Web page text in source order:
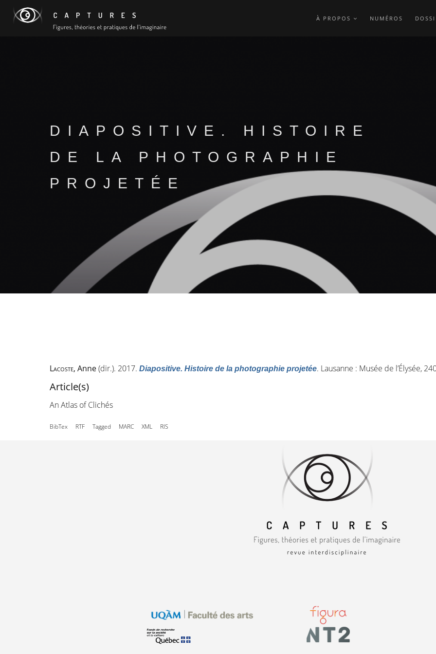
À PROPOS NUMÉROS
DIAPOSITIVE. HISTOIRE
DE LA PHOTOGRAPHIE
PROJETÉE
Lacoste, Anne(dir.). 2017. Diapositive. Histoire de la photographie projetée. Lausanne : Musée de l’Élysée,
Article(s)
An Atlas of Clichés
BibTex RTF Tagged MARC XML RIS